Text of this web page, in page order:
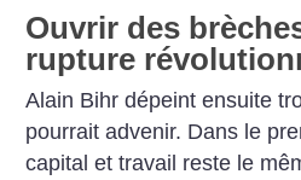
Ouvrir des
rupture
Alain Bihr dépeint ensuite
pourrait advenir. Dans le
capital et travail reste le